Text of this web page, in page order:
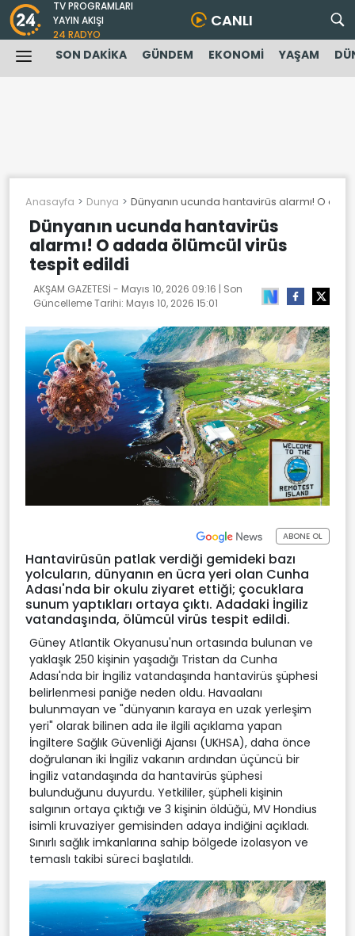
TV PROGRAMLARI
YAYIN AKIŞI
24 RADYO
CANLI
SON DAKİKA GÜNDEM EKONOMİ YAŞAM
Anasayfa Dunya Dünyanın ucunda hantavirüs alarmı! O
Dünyanın ucunda hantavirüs
alarmı! O adada ölümcül virüs
tespit edildi
AKŞAM GAZETESİ - Mayıs 10, 2026 09:16 | Son
Güncelleme Tarihi: Mayıs 10, 2026 15:01
ABONE OL
Hantavirüsün patlak verdiği gemideki bazı
yolcuların, dünyanın en ücra yeri olan Cunha
Adası'nda bir okulu ziyaret ettiği; çocuklara
sunum yaptıkları ortaya çıktı. Adadaki İngiliz
vatandaşında, ölümcül virüs tespit edildi.
Güney Atlantik Okyanusu'nun ortasında bulunan ve
yaklaşık 250 kişinin yaşadığı Tristan da Cunha
Adası'nda bir İngiliz vatandaşında hantavirüs şüphesi
belirlenmesi paniğe neden oldu. Havaalanı
bulunmayan ve "dünyanın karaya en uzak yerleşim
yeri" olarak bilinen ada ile ilgili açıklama yapan
İngiltere Sağlık Güvenliği Ajansı (UKHSA), daha önce
doğrulanan iki İngiliz vakanın ardından üçüncü bir
İngiliz vatandaşında da hantavirüs şüphesi
bulunduğunu duyurdu. Yetkililer, şüpheli kişinin
salgının ortaya çıktığı ve 3 kişinin öldüğü, MV Hondius
isimli kruvaziyer gemisinden adaya indiğini açıkladı.
Sınırlı sağlık imkanlarına sahip bölgede izolasyon ve
temaslı takibi süreci başlatıldı.